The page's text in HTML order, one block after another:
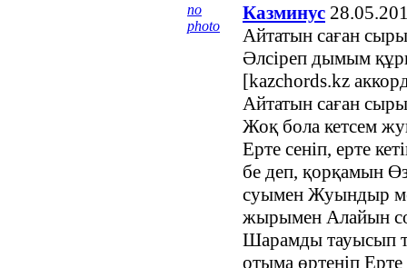
no
photo
Казминус
Айтатын саған
Әлсіреп дымым
[kazchords.kz
Айтатын саған
Жоқ бола кетсем
Ерте сеніп, ерте
бе деп, қорқамын
суымен Жуындыр
жырымен Алайын
Шарамды тауысып
отыма өртеніп